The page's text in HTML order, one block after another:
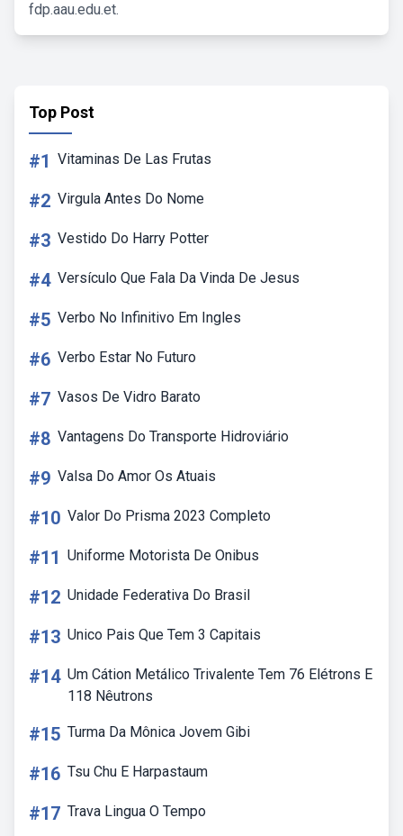
fdp.aau.edu.et.
Top Post
#1 Vitaminas De Las Frutas
#2 Virgula Antes Do Nome
#3 Vestido Do Harry Potter
#4 Versículo Que Fala Da Vinda De Jesus
#5 Verbo No Infinitivo Em Ingles
#6 Verbo Estar No Futuro
#7 Vasos De Vidro Barato
#8 Vantagens Do Transporte Hidroviário
#9 Valsa Do Amor Os Atuais
#10 Valor Do Prisma 2023 Completo
#11 Uniforme Motorista De Onibus
#12 Unidade Federativa Do Brasil
#13 Unico Pais Que Tem 3 Capitais
#14 Um Cátion Metálico Trivalente Tem 76 Elétrons E
118 Nêutrons
#15 Turma Da Mônica Jovem Gibi
#16 Tsu Chu E Harpastaum
#17 Trava Lingua O Tempo